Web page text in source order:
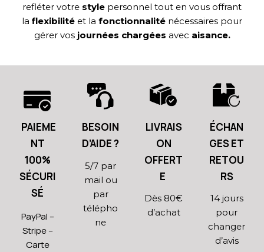
refléter votre style personnel tout en vous offrant
la flexibilité et la fonctionnalité nécessaires pour
gérer vos journées chargées avec aisance.
PAIEME
NT
100%
SÉCURI
SÉ
PayPal –
Stripe –
Carte
BESOIN
D’AIDE ?
5/7 par
mail ou
par
télépho
ne
LIVRAIS
ON
OFFERT
E
Dès 80€
d’achat
ÉCHAN
GES ET
RETOU
RS
14 jours
pour
changer
d’avis